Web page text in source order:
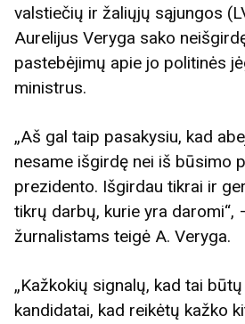
valstiečių ir žaliųjų sąjungos
Aurelijus Veryga sako
pastebėjimų apie jo politinės
ministrus.
„Aš gal taip pasakysiu, kad
nesame išgirdę nei iš būsimo
prezidento. Išgirdau tikrai ir
tikrų darbų, kurie yra daromi“,
žurnalistams teigė A. Veryga.
„Kažkokių signalų, kad tai
kandidatai, kad reikėtų kažko